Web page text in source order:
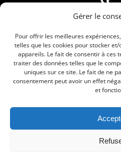
Gérer le
Pour offrir les meilleures
telles que les cookies pour stocker
appareils. Le fait de consentir à ces
traiter des données telles que le
uniques sur ce site. Le fait de ne
consentement peut avoir un effet
et
04 66 88
© 2026 Commune de Le